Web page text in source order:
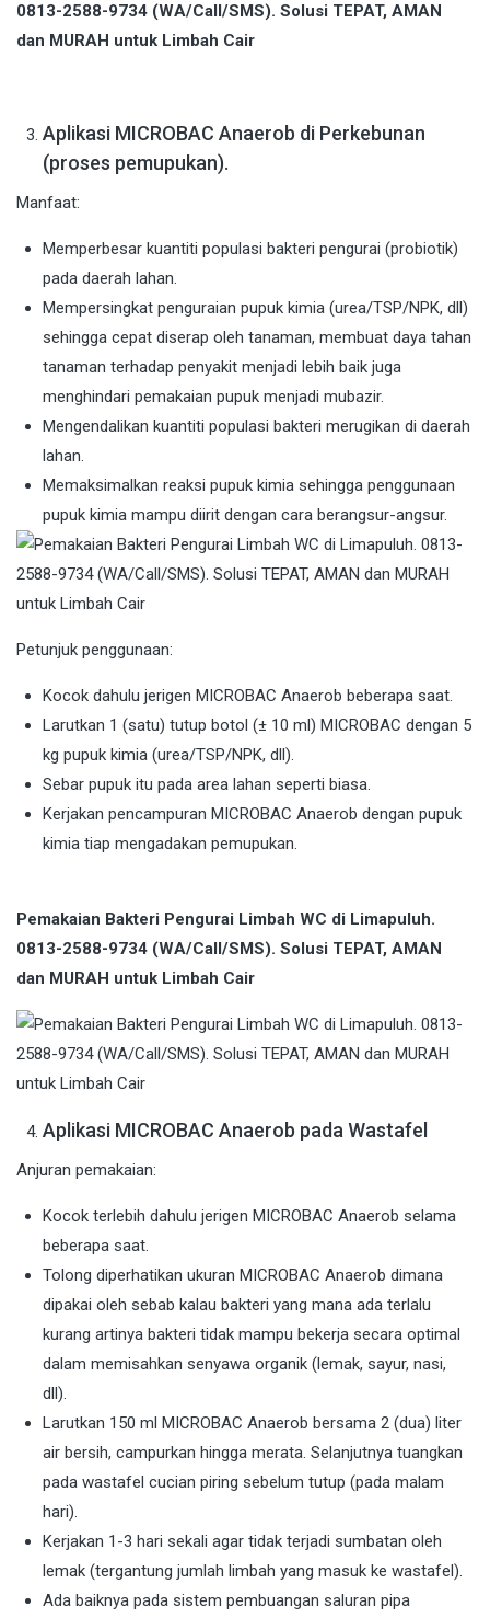
0813-2588-9734 (WA/Call/SMS). Solusi TEPAT, AMAN
dan MURAH untuk Limbah Cair
Aplikasi MICROBAC Anaerob di Perkebunan
(proses pemupukan).
Manfaat:
Memperbesar kuantiti populasi bakteri pengurai (probiotik)
pada daerah lahan.
Mempersingkat penguraian pupuk kimia (urea/TSP/NPK, dll)
sehingga cepat diserap oleh tanaman, membuat daya tahan
tanaman terhadap penyakit menjadi lebih baik juga
menghindari pemakaian pupuk menjadi mubazir.
Mengendalikan kuantiti populasi bakteri merugikan di daerah
lahan.
Memaksimalkan reaksi pupuk kimia sehingga penggunaan
pupuk kimia mampu diirit dengan cara berangsur-angsur.
Petunjuk penggunaan:
Kocok dahulu jerigen MICROBAC Anaerob beberapa saat.
Larutkan 1 (satu) tutup botol (± 10 ml) MICROBAC dengan 5
kg pupuk kimia (urea/TSP/NPK, dll).
Sebar pupuk itu pada area lahan seperti biasa.
Kerjakan pencampuran MICROBAC Anaerob dengan pupuk
kimia tiap mengadakan pemupukan.
Pemakaian Bakteri Pengurai Limbah WC di Limapuluh.
0813-2588-9734 (WA/Call/SMS). Solusi TEPAT, AMAN
dan MURAH untuk Limbah Cair
Aplikasi MICROBAC Anaerob pada Wastafel
Anjuran pemakaian:
Kocok terlebih dahulu jerigen MICROBAC Anaerob selama
beberapa saat.
Tolong diperhatikan ukuran MICROBAC Anaerob dimana
dipakai oleh sebab kalau bakteri yang mana ada terlalu
kurang artinya bakteri tidak mampu bekerja secara optimal
dalam memisahkan senyawa organik (lemak, sayur, nasi,
dll).
Larutkan 150 ml MICROBAC Anaerob bersama 2 (dua) liter
air bersih, campurkan hingga merata. Selanjutnya tuangkan
pada wastafel cucian piring sebelum tutup (pada malam
hari).
Kerjakan 1-3 hari sekali agar tidak terjadi sumbatan oleh
lemak (tergantung jumlah limbah yang masuk ke wastafel).
Ada baiknya pada sistem pembuangan saluran pipa